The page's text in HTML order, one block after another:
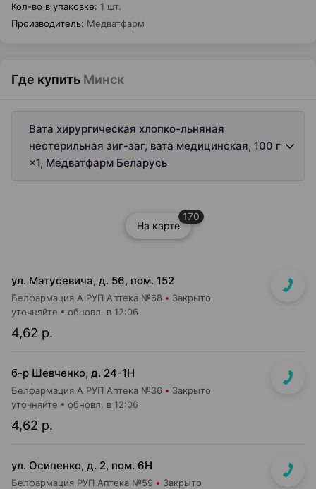
Кол-во в упаковке: 1 шт.
Производитель: Медватфарм
Где купить Минск
Вата хирургическая хлопко-льняная
нестерильная зиг-заг, вата медицинская, 100 г
×1, Медватфарм Беларусь
На карте
170
ул. Матусевича, д. 56, пом. 152
Белфармация А РУП Аптека №68 Закрыто
4,62 р.
уточняйте обновл. в 12:06
б-р Шевченко, д. 24-1Н
Белфармация А РУП Аптека №36 Закрыто
4,62 р.
уточняйте обновл. в 12:06
ул. Осипенко, д. 2, пом. 6Н
Белфармация РУП Аптека №59 Закрыто